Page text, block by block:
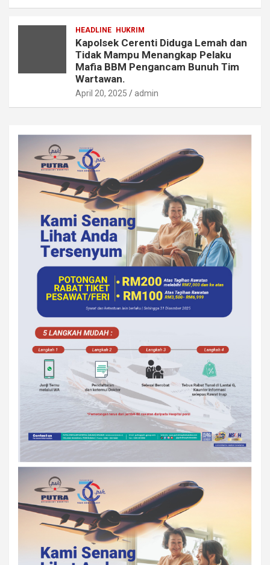
HEADLINE HUKRIM
Kapolsek Cerenti Diduga Lemah dan
Tidak Mampu Menangkap Pelaku
Mafia BBM Pengancam Bunuh Tim
Wartawan.
April 20, 2025 admin